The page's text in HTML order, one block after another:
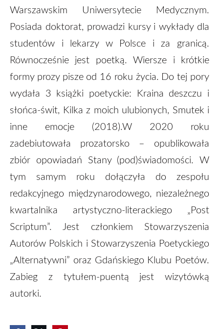
Warszawskim Uniwersytecie Medycznym.
Posiada doktorat, prowadzi kursy i wykłady dla
studentów i lekarzy w Polsce i za granicą.
Równocześnie jest poetką. Wiersze i krótkie
formy prozy pisze od 16 roku życia. Do tej pory
wydała 3 książki poetyckie: Kraina deszczu i
słońca-świt, Kilka z moich ulubionych, Smutek i
inne emocje (2018).W 2020 roku
zadebiutowała prozatorsko – opublikowała
zbiór opowiadań Stany (pod)świadomości. W
tym samym roku dołączyła do zespołu
redakcyjnego międzynarodowego, niezależnego
kwartalnika artystyczno-literackiego „Post
Scriptum”. Jest członkiem Stowarzyszenia
Autorów Polskich i Stowarzyszenia Poetyckiego
„Alternatywni” oraz Gdańskiego Klubu Poetów.
Zabieg z tytułem-puentą jest wizytówką
autorki.